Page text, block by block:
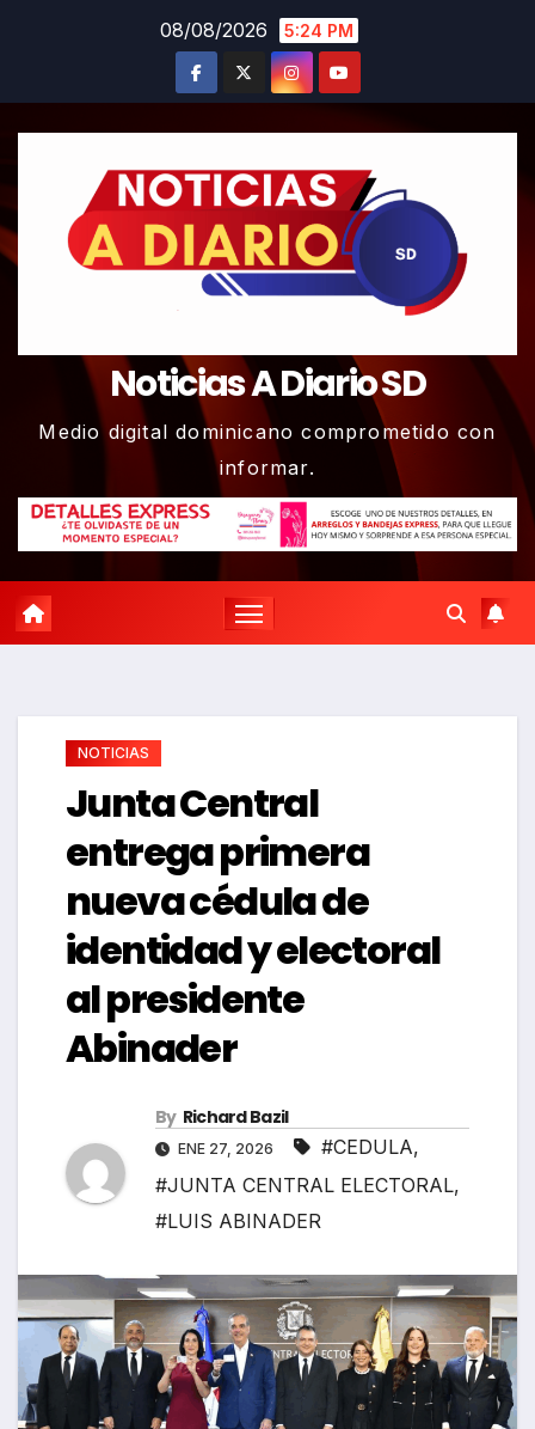
08/08/2026 5:24 PM
Noticias A Diario SD
Medio digital dominicano comprometido con
informar.
NOTICIAS
Junta Central
entrega primera
nueva cédula de
identidad y electoral
al presidente
Abinader
By Richard Bazil
ENE 27, 2026 #CEDULA,
#JUNTA CENTRAL ELECTORAL,
#LUIS ABINADER